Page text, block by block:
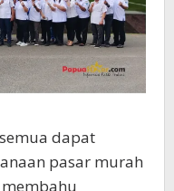
dapat
pasar murah